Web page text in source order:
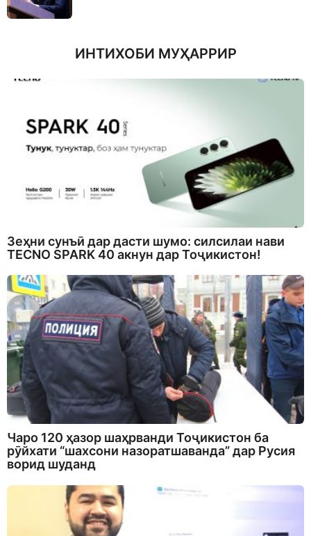
ИНТИХОБИ МУҲАРРИР
Зеҳни сунъӣ дар дасти шумо: силсилаи нави
TECNO SPARK 40 акнун дар Тоҷикистон!
Чаро 120 ҳазор шаҳрванди Тоҷикистон ба
рӯйхати “шахсони назоратшаванда” дар Русия
ворид шуданд